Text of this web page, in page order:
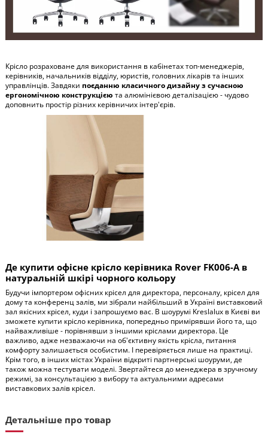
Крісло розраховане для використання в кабінетах топ-менеджерів,
керівників, начальників відділу, юристів, головних лікарів та інших
управлінців. Завдяки поєданню класичного дизайну з сучасною
ергономічною конструкцією та алюмінієвою деталізацією - чудово
доповнить простір різних керівничих інтер'єрів.
Де купити офісне крісло керівника Rover FK006-A в
натуральній шкірі чорного кольору
Будучи імпортером офісних крісел для директора, персоналу, крісел для
дому та конференц залів, ми зібрали найбільший в Україні виставковий
зал якісних крісел, куди і запрошуємо вас. В шоурумі Kreslalux в Києві ви
зможете купити крісло керівника, попередньо примірявши його та, що
найважливіше - порівнявши з іншими кріслами директора. Це
важливо, адже незважаючи на об'єктивну якість крісла, питання
комфорту залишається особистим. І перевіряється лише на практиці.
Крім того, в інших містах України відкриті партнерські шоуруми, де
також можна тестувати моделі. Звертайтеся до менеджера в зручному
режимі, за консультацією з вибору та актуальними адресами
виставкових залів крісел.
Детальніше про товар